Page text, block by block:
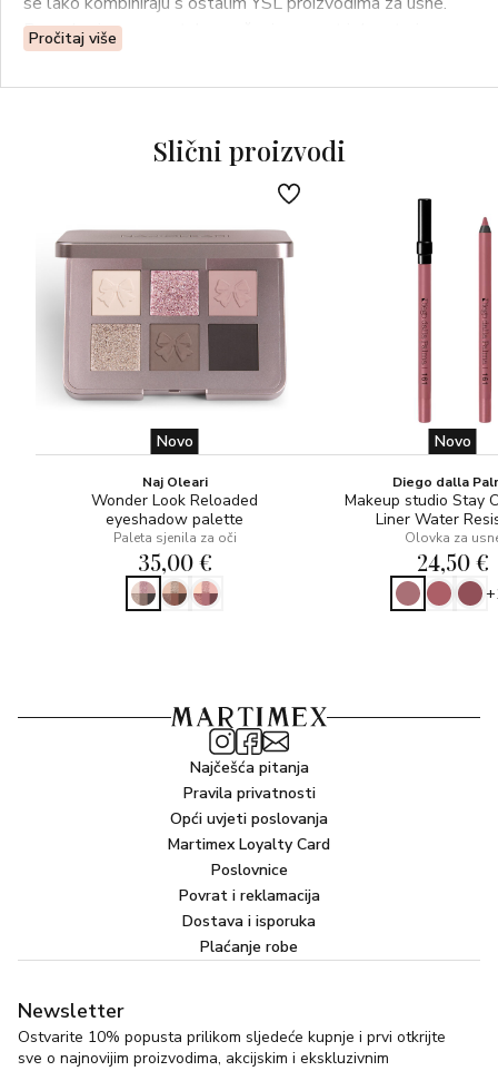
Pogodna i za samostalno nošenje za mat i dugotrajan
završetak.
Prednosti proizvoda:
• Dugotrajnost do 12 sati
• Kremasta tekstura za jednostavno nanošenje
Rubove usana možete naglasiti olovkom u tamnijoj nijansi.
Pročitaj više
Slični proizvodi
Novo
Naj Oleari
Wonder Look Reloaded
eyeshadow palette
Paleta sjenila za oči
35,00 €
Novo
Diego dalla
Makeup studio Stay
Liner Water
Olovka za
24,50 €
Najčešća pitanja
Pravila privatnosti
Opći uvjeti poslovanja
Martimex Loyalty Card
Poslovnice
Povrat i reklamacija
Dostava i isporuka
Plaćanje robe
Newsletter
Ostvarite 10% popusta prilikom sljedeće kupnje i prvi otkrijte
sve o najnovijim proizvodima, akcijskim i ekskluzivnim